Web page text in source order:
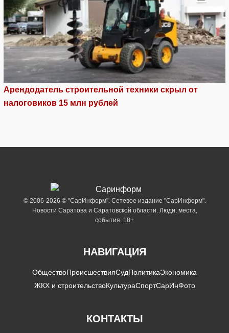
Арендодатель строительной техники скрыл от
налоговиков 15 млн рублей
© 2006-2026 © "СарИнформ". Сетевое издание "СарИнформ".
Новости Саратова и Саратовской области. Люди, места,
события. 18+
НАВИГАЦИЯ
ОбществоПроисшествияСудПолитикаЭкономика
ЖКХ и строительствоКультураСпортСарИнФото
КОНТАКТЫ